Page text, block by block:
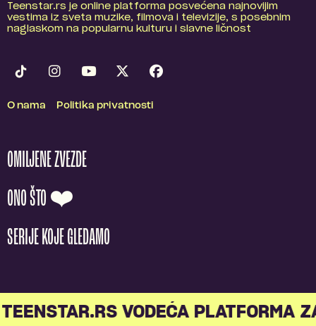
Teenstar.rs je online platforma posvećena najnovijim
vestima iz sveta muzike, filmova i televizije, s posebnim
naglaskom na popularnu kulturu i slavne ličnost
O nama Politika privatnosti
OMILJENE ZVEZDE
ONO ŠTO ❤️
SERIJE KOJE GLEDAMO
TEENSTAR.RS VODEĆA PLATFORMA